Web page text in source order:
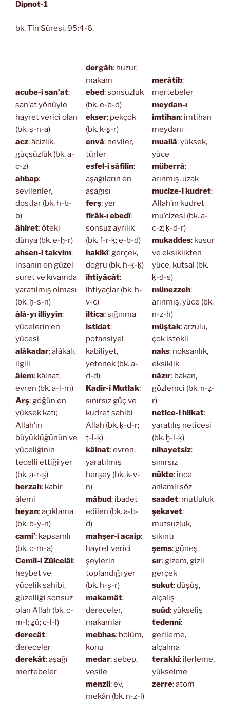
Dipnot-1
bk. Tîn Sûresi, 95:4-6.
acube-i san’at:
san’at yönüyle
hayret verici olan
(bk. ṣ-n-a)
acz: âcizlik,
güçsüzlük (bk. a-
c-z)
ahbap:
sevilenler,
dostlar (bk. ḥ-b-
b)
âhiret: öteki
dünya (bk. e-ḫ-r)
ahsen-i takvim:
insanın en güzel
suret ve kıvamda
yaratılmış olması
(bk. ḥ-s-n)
âlâ-yı illiyyîn:
yücelerin en
yücesi
alâkadar: alâkalı,
ilgili
âlem: kâinat,
evren (bk. a-l-m)
Arş: göğün en
yüksek katı;
Allah’ın
büyüklüğünün ve
yüceliğinin
tecelli ettiği yer
(bk. a-r-ş)
berzah: kabir
âlemi
beyan: açıklama
(bk. b-y-n)
cami’: kapsamlı
(bk. c-m-a)
Cemîl-i Zülcelâl:
heybet ve
yücelik sahibi,
güzelliği sonsuz
olan Allah (bk. c-
m-l; ẕü; c-l-l)
derecât:
dereceler
derekât: aşağı
mertebeler
dergâh: huzur,
makam
ebed: sonsuzluk
(bk. e-b-d)
ekser: pekçok
(bk. k-s̱-r)
envâ: neviler,
türler
esfel-i sâfilîn:
aşağıların en
aşağısı
ferş: yer
firâk-ı ebedî:
sonsuz ayrılık
(bk. f-r-ḳ; e-b-d)
hakikî: gerçek,
doğru (bk. ḥ-ḳ-ḳ)
ihtiyâcât:
ihtiyaçlar (bk. ḥ-
v-c)
iltica: sığınma
istidat:
potansiyel
kabiliyet,
yetenek (bk. a-
d-d)
Kadîr-i Mutlak:
sınırsız güç ve
kudret sahibi
Allah (bk. ḳ-d-r;
ṭ-l-ḳ)
kâinat: evren,
yaratılmış
herşey (bk. k-v-
n)
mâbud: ibadet
edilen (bk. a-b-
d)
mahşer-i acaip:
hayret verici
şeylerin
toplandığı yer
(bk. ḥ-ş-r)
makamât:
dereceler,
makamlar
mebhas: bölüm,
konu
medar: sebep,
vesile
menzil: ev,
mekân (bk. n-z-l)
merâtib:
mertebeler
meydan-ı
imtihan: imtihan
meydanı
muallâ: yüksek,
yüce
müberrâ:
arınmış, uzak
mucize-i kudret:
Allah’ın kudret
mu’cizesi (bk. a-
c-z; ḳ-d-r)
mukaddes: kusur
ve eksiklikten
yüce, kutsal (bk.
ḳ-d-s)
münezzeh:
arınmış, yüce (bk.
n-z-h)
müştak: arzulu,
çok istekli
naks: noksanlık,
eksiklik
nâzır: bakan,
gözlemci (bk. n-ẓ-
r)
netice-i hilkat:
yaratılış neticesi
(bk. ḫ-l-ḳ)
nihayetsiz:
sınırsız
nükte: ince
anlamlı söz
saadet: mutluluk
şekavet:
mutsuzluk,
sıkıntı
şems: güneş
sır: gizem, gizli
gerçek
sukut: düşüş,
alçalış
suûd: yükseliş
tedennî:
gerileme,
alçalma
terakkî: ilerleme,
yükselme
zerre: atom